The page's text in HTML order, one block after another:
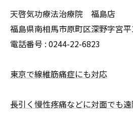
天啓気功療法治療院 福島店
福島県南相馬市原町区深野字宮
電話番号 : 0244-22-6823
東京で線維筋痛症にも対応
長引く慢性疼痛などに対面でも